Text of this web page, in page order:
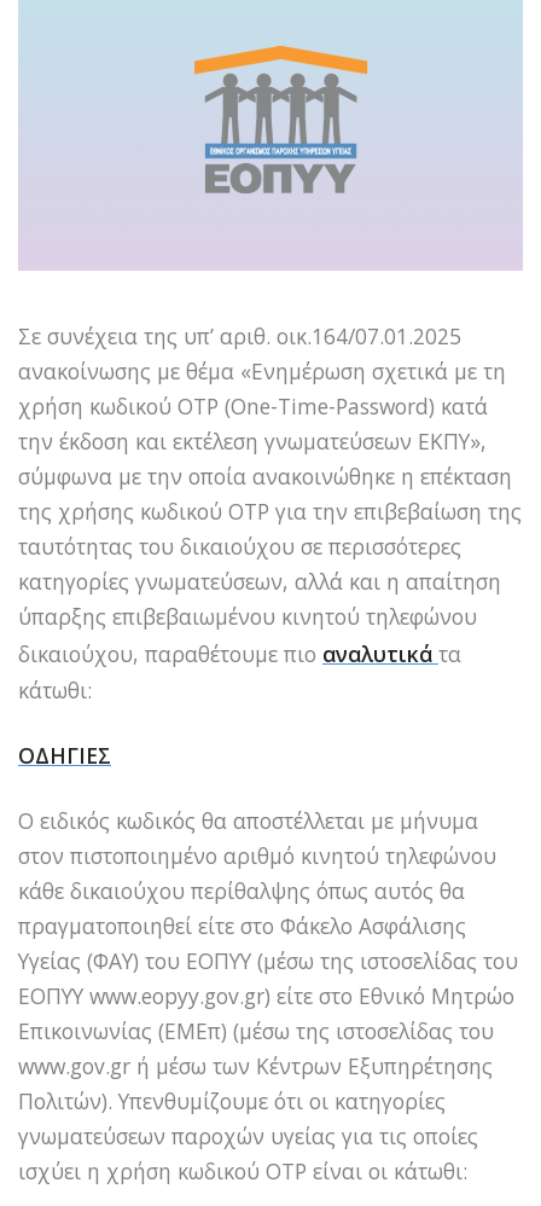
Σε συνέχεια της υπ’ αριθ. οικ.164/07.01.2025
ανακοίνωσης με θέμα «Ενημέρωση σχετικά με τη
χρήση κωδικού OTP (One-Τime-Password) κατά
την έκδοση και εκτέλεση γνωματεύσεων ΕΚΠΥ»,
σύμφωνα με την οποία ανακοινώθηκε η επέκταση
της χρήσης κωδικού OTP για την επιβεβαίωση της
ταυτότητας του δικαιούχου σε περισσότερες
κατηγορίες γνωματεύσεων, αλλά και η απαίτηση
ύπαρξης επιβεβαιωμένου κινητού τηλεφώνου
δικαιούχου, παραθέτουμε πιο αναλυτικά τα
κάτωθι:
ΟΔΗΓΙΕΣ
Ο ειδικός κωδικός θα αποστέλλεται με μήνυμα
στον πιστοποιημένο αριθμό κινητού τηλεφώνου
κάθε δικαιούχου περίθαλψης όπως αυτός θα
πραγματοποιηθεί είτε στο Φάκελο Ασφάλισης
Υγείας (ΦΑΥ) του ΕΟΠΥΥ (μέσω της ιστοσελίδας του
ΕΟΠΥΥ www.eopyy.gov.gr) είτε στο Εθνικό Μητρώο
Επικοινωνίας (ΕΜΕπ) (μέσω της ιστοσελίδας του
www.gov.gr ή μέσω των Κέντρων Εξυπηρέτησης
Πολιτών). Υπενθυμίζουμε ότι οι κατηγορίες
γνωματεύσεων παροχών υγείας για τις οποίες
ισχύει η χρήση κωδικού OTP είναι οι κάτωθι: